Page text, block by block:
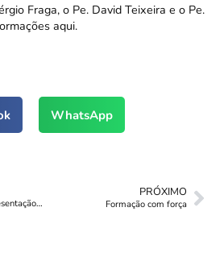
Fraga, o Pe. David Teixeira e o Pe.
aqui.
WhatsApp
"Avesso da Alma" – apresentação de livro
PRÓXIMO
Formação com força